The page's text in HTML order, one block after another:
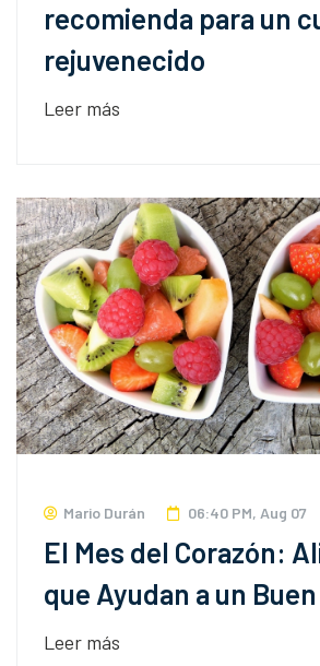
recomienda para un
rejuvenecido
Leer más
Mario Durán 06:40 PM, Aug 07
El Mes del Corazón:
que Ayudan a un
Leer más